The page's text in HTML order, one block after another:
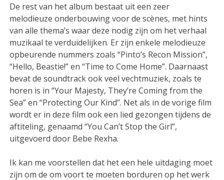
De rest van het album bestaat uit een zeer
melodieuze onderbouwing voor de scènes, met hints
van alle thema’s waar deze nodig zijn om het verhaal
muzikaal te verduidelijken. Er zijn enkele melodieuze
opbeurende nummers zoals “Pinto’s Recon Mission”,
“Hello, Beastie!” en “Time to Come Home”. Daarnaast
bevat de soundtrack ook veel vechtmuziek, zoals te
horen is in “Your Majesty, They’re Coming from the
Sea” en “Protecting Our Kind”. Net als in de vorige film
wordt er in deze film ook een lied gezongen tijdens de
aftiteling, genaamd “You Can’t Stop the Girl”,
uitgevoerd door Bebe Rexha.
Ik kan me voorstellen dat het een hele uitdaging moet
zijn om de om voort te moeten borduren op het werk